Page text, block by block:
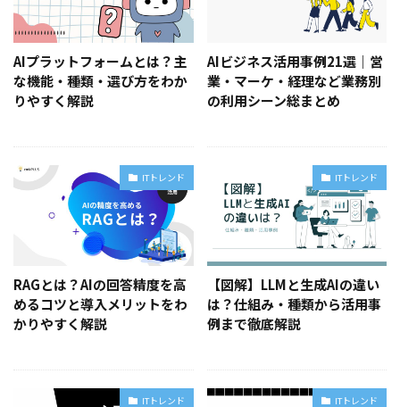
AIプラットフォームとは？主
な機能・種類・選び方をわか
りやすく解説
AIビジネス活用事例21選｜営
業・マーケ・経理など業務別
の利用シーン総まとめ
ITトレンド
RAGとは？AIの回答精度を高
めるコツと導入メリットをわ
かりやすく解説
ITトレンド
【図解】LLMと生成AIの違い
は？仕組み・種類から活用事
例まで徹底解説
ITトレンド ITトレンド